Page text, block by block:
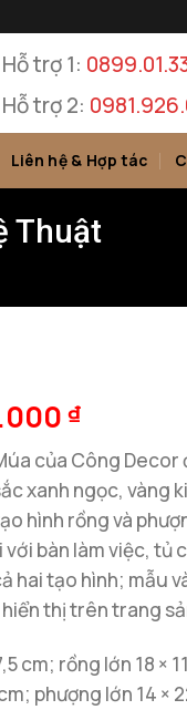
Hỗ trợ 1:
Hỗ trợ 2:
Liên hệ & Hợp tác
Thuật
₫
của Công
xanh ngọc, vàng
hình rồng và
bàn làm việc, tủ
hai tạo hình; mẫu
thị trên trang
cm; rồng lớn 18 ×
phượng lớn 14 ×